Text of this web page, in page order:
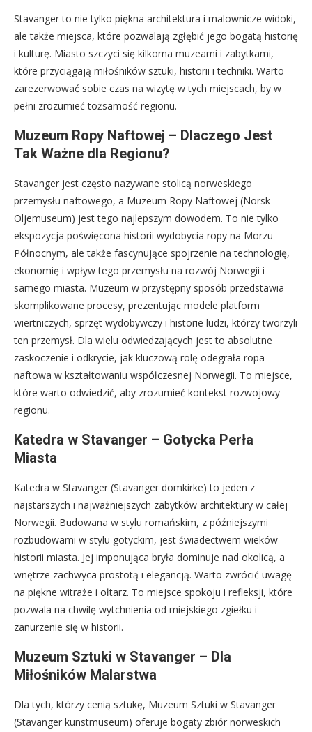
Stavanger to nie tylko piękna architektura i malownicze widoki,
ale także miejsca, które pozwalają zgłębić jego bogatą historię
i kulturę. Miasto szczyci się kilkoma muzeami i zabytkami,
które przyciągają miłośników sztuki, historii i techniki. Warto
zarezerwować sobie czas na wizytę w tych miejscach, by w
pełni zrozumieć tożsamość regionu.
Muzeum Ropy Naftowej – Dlaczego Jest
Tak Ważne dla Regionu?
Stavanger jest często nazywane stolicą norweskiego
przemysłu naftowego, a Muzeum Ropy Naftowej (Norsk
Oljemuseum) jest tego najlepszym dowodem. To nie tylko
ekspozycja poświęcona historii wydobycia ropy na Morzu
Północnym, ale także fascynujące spojrzenie na technologię,
ekonomię i wpływ tego przemysłu na rozwój Norwegii i
samego miasta. Muzeum w przystępny sposób przedstawia
skomplikowane procesy, prezentując modele platform
wiertniczych, sprzęt wydobywczy i historie ludzi, którzy tworzyli
ten przemysł. Dla wielu odwiedzających jest to absolutne
zaskoczenie i odkrycie, jak kluczową rolę odegrała ropa
naftowa w kształtowaniu współczesnej Norwegii. To miejsce,
które warto odwiedzić, aby zrozumieć kontekst rozwojowy
regionu.
Katedra w Stavanger – Gotycka Perła
Miasta
Katedra w Stavanger (Stavanger domkirke) to jeden z
najstarszych i najważniejszych zabytków architektury w całej
Norwegii. Budowana w stylu romańskim, z późniejszymi
rozbudowami w stylu gotyckim, jest świadectwem wieków
historii miasta. Jej imponująca bryła dominuje nad okolicą, a
wnętrze zachwyca prostotą i elegancją. Warto zwrócić uwagę
na piękne witraże i ołtarz. To miejsce spokoju i refleksji, które
pozwala na chwilę wytchnienia od miejskiego zgiełku i
zanurzenie się w historii.
Muzeum Sztuki w Stavanger – Dla
Miłośników Malarstwa
Dla tych, którzy cenią sztukę, Muzeum Sztuki w Stavanger
(Stavanger kunstmuseum) oferuje bogaty zbiór norweskich